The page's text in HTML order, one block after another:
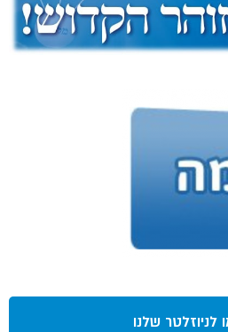
לניוזלטר שלנו